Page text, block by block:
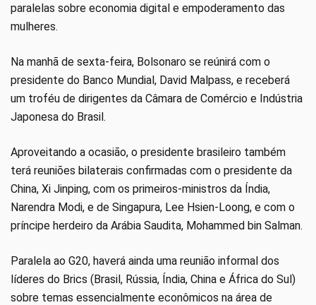
paralelas sobre economia digital e empoderamento das
mulheres.
Na manhã de sexta-feira, Bolsonaro se reúnirá com o
presidente do Banco Mundial, David Malpass, e receberá
um troféu de dirigentes da Câmara de Comércio e Indústria
Japonesa do Brasil.
Aproveitando a ocasião, o presidente brasileiro também
terá reuniões bilaterais confirmadas com o presidente da
China, Xi Jinping, com os primeiros-ministros da Índia,
Narendra Modi, e de Singapura, Lee Hsien-Loong, e com o
príncipe herdeiro da Arábia Saudita, Mohammed bin Salman.
Paralela ao G20, haverá ainda uma reunião informal dos
líderes do Brics (Brasil, Rússia, Índia, China e África do Sul)
sobre temas essencialmente econômicos na área de